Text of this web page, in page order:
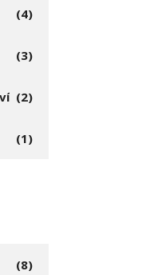
(4)
(3)
(2)
(1)
(8)